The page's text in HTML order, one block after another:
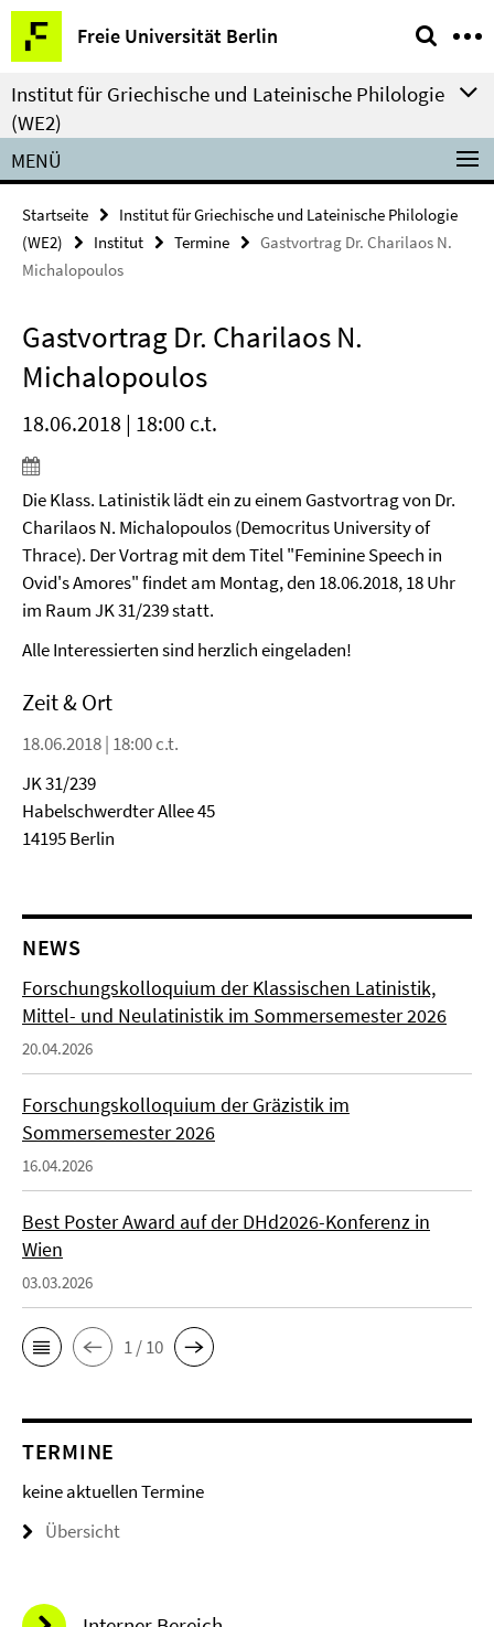
Springe
direkt
zu
Inhalt
Freie Universität Berlin
Service-
Navigation
Institut für Griechische und Lateinische Philologie
(WE2)
MENÜ
Startseite
Institut für Griechische und Lateinische Philologie
(WE2)
Institut Termine
Gastvortrag Dr. Charilaos N.
Michalopoulos
Gastvortrag Dr. Charilaos N.
Michalopoulos
18.06.2018 | 18:00 c.t.
Die Klass. Latinistik lädt ein zu einem Gastvortrag von Dr.
Charilaos N. Michalopoulos (Democritus University of
Thrace). Der Vortrag mit dem Titel "Feminine Speech in
Ovid's Amores" findet am Montag, den 18.06.2018, 18 Uhr
im Raum JK 31/239 statt.
Alle Interessierten sind herzlich eingeladen!
Zeit & Ort
18.06.2018 | 18:00 c.t.
JK 31/239
Habelschwerdter Allee 45
14195 Berlin
NEWS
Forschungskolloquium der Klassischen Latinistik,
Mittel- und Neulatinistik im Sommersemester 2026
20.04.2026
Forschungskolloquium der Gräzistik im
Sommersemester 2026
16.04.2026
Best Poster Award auf der DHd2026-Konferenz in
Wien
03.03.2026
1 / 10
TERMINE
keine aktuellen Termine
Übersicht